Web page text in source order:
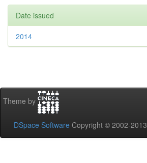
Date issued
2014
Theme by
DSpace Software Copyright © 2002-2013